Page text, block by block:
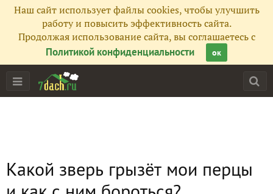
Наш сайт использует файлы cookies, чтобы улучшить
работу и повысить эффективность сайта.
Продолжая использование сайта, вы соглашаетесь с
Политикой конфиденциальности
ок
Какой зверь грызёт мои перцы